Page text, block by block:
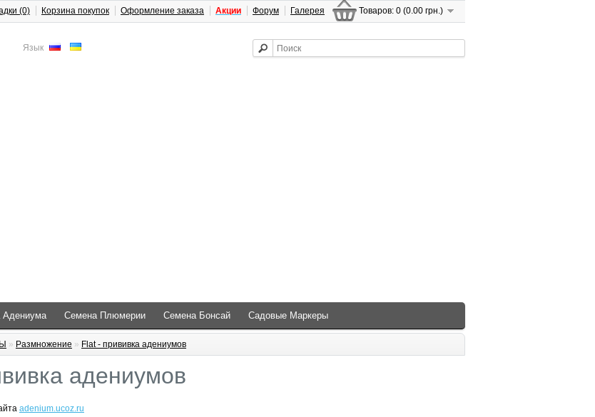
Язык
Товаров: 0 (0.00 грн.)
(0) Корзина покупок Оформление заказа Акции Форум Галерея
Адениума Семена Плюмерии Семена Бонсай Садовые Маркеры
» Размножение » Flat - прививка адениумов
адениумов
adenium.ucoz.ru